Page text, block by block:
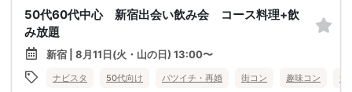
50代60代中心 新宿出会い飲み会 コース料理+飲
み放題
新宿 | 8月11日(火・山の日) 13:00〜
ナビスタ 50代向け バツイチ・再婚 街コン 趣味コン 食